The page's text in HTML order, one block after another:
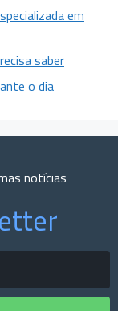
em
saber
o dia
notícias